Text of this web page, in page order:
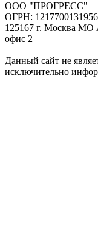
ООО "ПРОГРЕСС"
ОГРН: 1217700131956
125167 г. Москва МО
офис 2
Данный сайт не
исключительно